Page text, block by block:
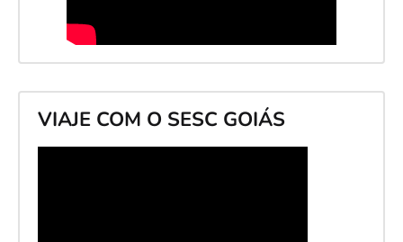
VIAJE COM O SESC GOIÁS